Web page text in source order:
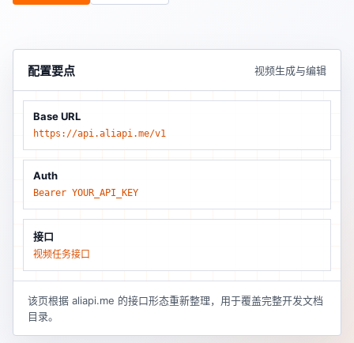
配置要点 视频生成与编辑
Base URL
https://api.aliapi.me/v1
Auth
Bearer YOUR_API_KEY
接口
视频任务接口
该页根据 aliapi.me 的接口形态重新整理，用于覆盖完整开发文档
目录。